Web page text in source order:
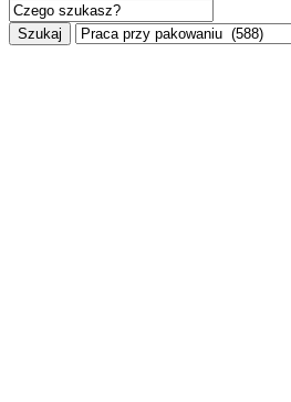
Szukaj